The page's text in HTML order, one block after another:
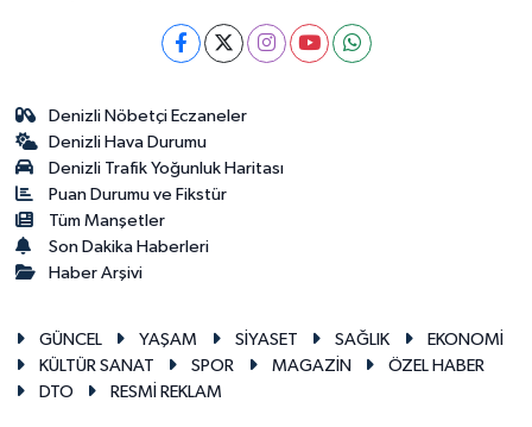
Denizli Nöbetçi Eczaneler
Denizli Hava Durumu
Denizli Trafik Yoğunluk Haritası
Puan Durumu ve Fikstür
Tüm Manşetler
Son Dakika Haberleri
Haber Arşivi
GÜNCEL YAŞAM SİYASET SAĞLIK
EKONOMİ
KÜLTÜR SANAT
SPOR MAGAZİN
ÖZEL HABER
DTO
RESMİ REKLAM